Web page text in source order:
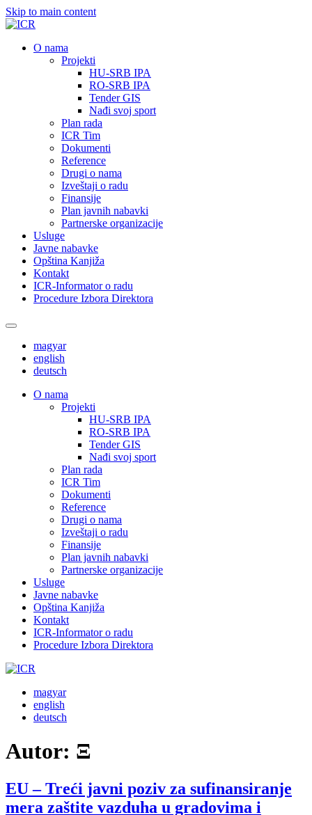
Skip to main content
О nama
Projekti
HU-SRB IPA
RO-SRB IPA
Tender GIS
Nađi svoj sport
Plan rada
ICR Tim
Dokumenti
Reference
Drugi o nama
Izveštaji o radu
Finansije
Plan javnih nabavki
Partnerske organizacije
Usluge
Javne nabavke
Opština Kanjiža
Kontakt
ICR-Informator o radu
Procedure Izbora Direktora
magyar
english
deutsch
О nama
Projekti
HU-SRB IPA
RO-SRB IPA
Tender GIS
Nađi svoj sport
Plan rada
ICR Tim
Dokumenti
Reference
Drugi o nama
Izveštaji o radu
Finansije
Plan javnih nabavki
Partnerske organizacije
Usluge
Javne nabavke
Opština Kanjiža
Kontakt
ICR-Informator o radu
Procedure Izbora Direktora
magyar
english
deutsch
Autor: Ξ
EU – Treći javni poziv za sufinansiranje
mera zaštite vazduha u gradovima i